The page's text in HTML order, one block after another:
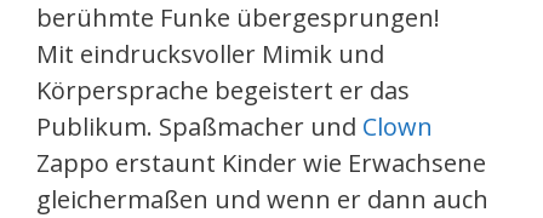
berühmte Funke übergesprungen!
Mit eindrucksvoller Mimik und
Körpersprache begeistert er das
Publikum. Spaßmacher und Clown
Zappo erstaunt Kinder wie Erwachsene
gleichermaßen und wenn er dann auch